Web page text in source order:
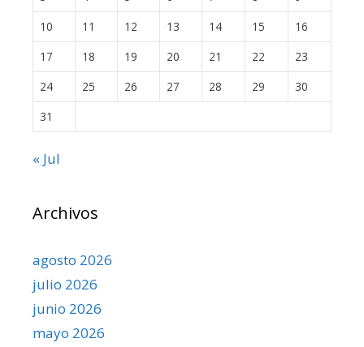
10
11 12 13 14 15
16
17
18 19 20 21 22
23
24
25 26 27 28 29
30
31
« Jul
Archivos
agosto 2026
julio 2026
junio 2026
mayo 2026